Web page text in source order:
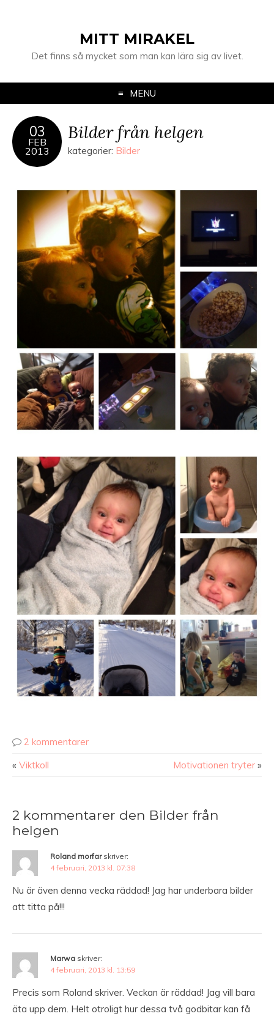
MITT MIRAKEL
Det finns så mycket som man kan lära sig av livet.
MENU
03
FEB
2013
Bilder från helgen
kategorier: Bilder
2 kommentarer
« Viktkoll Motivationen tryter »
2 kommentarer den Bilder från
helgen
Roland morfar skriver:
4 februari, 2013 kl. 07:38
Nu är även denna vecka räddad! Jag har underbara bilder
att titta på!!!
Marwa skriver:
4 februari, 2013 kl. 13:59
Precis som Roland skriver. Veckan är räddad! Jag vill bara
äta upp dem. Helt otroligt hur dessa två godbitar kan få